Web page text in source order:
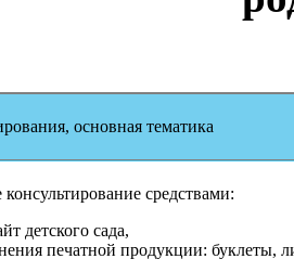
основная тематика
средствами:
детского сада,
печатной продукции: буклеты,